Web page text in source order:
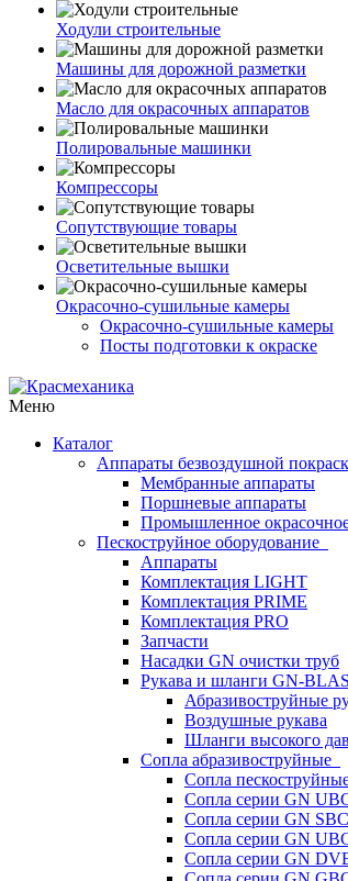
Ходули строительные
Машины для дорожной разметки
Масло для окрасочных аппаратов
Полировальные машинки
Компрессоры
Сопутствующие товары
Осветительные вышки
Окрасочно-сушильные камеры
Окрасочно-сушильные камеры
Посты подготовки к окраске
Меню
Каталог
Аппараты безвоздушной
Мембранные аппараты
Поршневые аппараты
Промышленное
Пескоструйное оборудование
Аппараты
Комплектация LIGHT
Комплектация PRIME
Комплектация PRO
Запчасти
Насадки GN очистки труб
Рукава и шланги GN-
Абразивоструйные
Воздушные рукава
Шланги высокого
Сопла абразивоструйные
Сопла
Сопла серии GN
Сопла серии GN
Сопла серии GN
Сопла серии GN